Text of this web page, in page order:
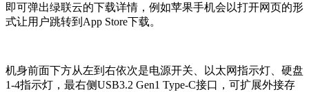
即可弹出绿联云的下载详情，例如苹果手机会以打开网页的形
式让用户跳转到App Store下载。
机身前面下方从左到右依次是电源开关、以太网指示灯、硬盘
1-4指示灯，最右侧USB3.2 Gen1 Type-C接口，可扩展外接存